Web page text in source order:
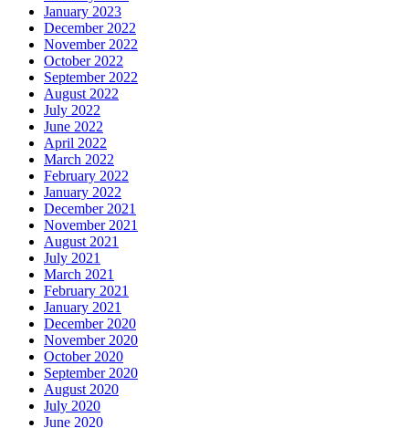
January 2023
December 2022
November 2022
October 2022
September 2022
August 2022
July 2022
June 2022
April 2022
March 2022
February 2022
January 2022
December 2021
November 2021
August 2021
July 2021
March 2021
February 2021
January 2021
December 2020
November 2020
October 2020
September 2020
August 2020
July 2020
June 2020